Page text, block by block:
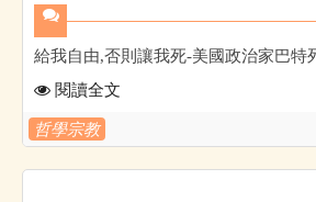
給我自由,否則讓我死-美國政治家巴特
閱讀全文
哲學宗教